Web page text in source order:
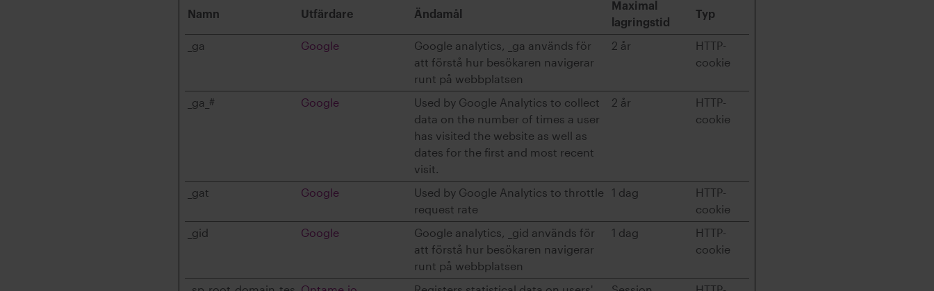
Namn Utfärdare Ändamål
Maximal
lagringstid
Typ
_ga Google
Google analytics, _ga används för
att förstå hur besökaren navigerar
runt på webbplatsen
2 år
HTTP-
cookie
_ga_# Google
Used by Google Analytics to collect
data on the number of times a user
has visited the website as well as
dates for the first and most recent
visit.
2 år
HTTP-
cookie
_gat Google
Used by Google Analytics to throttle
request rate
1 dag
HTTP-
cookie
_gid
Google
Google analytics, _gid används för
att förstå hur besökaren navigerar
runt på webbplatsen
1 dag
HTTP-
cookie